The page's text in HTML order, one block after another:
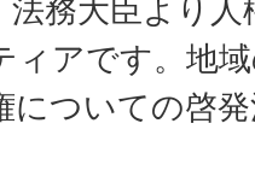
法務大臣より
ィアです。地
についての啓